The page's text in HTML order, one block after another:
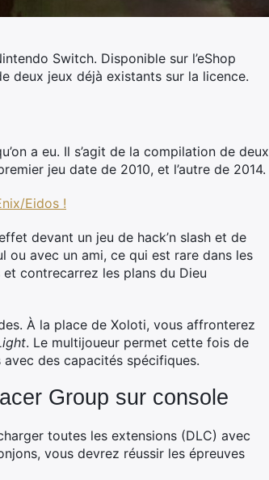
Switch. Disponible sur l’eShop
deux jeux déjà existants sur la licence.
a eu. Il s’agit de la compilation de deux
jeu date de 2010, et l’autre de 2014.
Eidos !
devant un jeu de hack’n slash et de
ou avec un ami, ce qui est rare dans les
contrecarrez les plans du Dieu
À la place de Xoloti, vous affronterez
. Le multijoueur permet cette fois de
avec des capacités spécifiques.
Group sur console
toutes les extensions (DLC) avec
vous devrez réussir les épreuves